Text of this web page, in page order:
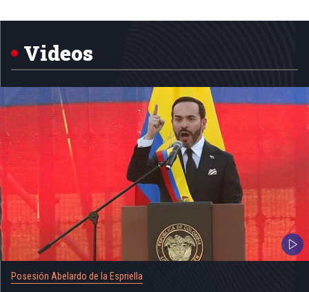
1
Videos
Posesión Abelardo de la Espriella